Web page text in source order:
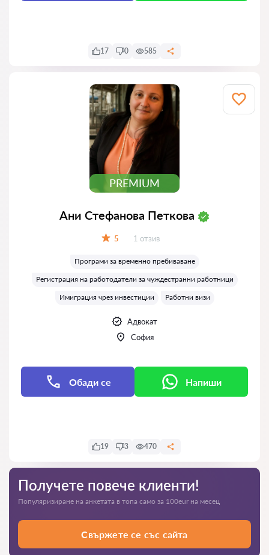
17 0 585
PREMIUM
Ани Стефанова Петкова
5 Отзиви:
1 отзив
Програми за временно пребиваване
Регистрация на работодатели за чуждестранни работници
Имиграция чрез инвестиции
Работни визи
Адвокат
София
Обади се Напиши
19 3 470
Получете повече клиенти!
Популяризиране на анкетата в топа само за 100eur на месец
Свържете се със сайта